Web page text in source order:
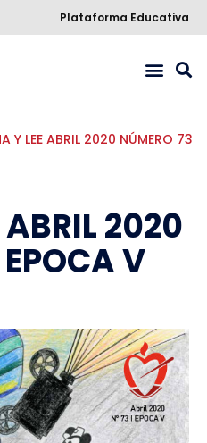
Plataforma Educativa
Y LEE ABRIL 2020 NÚMERO 73
ABRIL 2020
V